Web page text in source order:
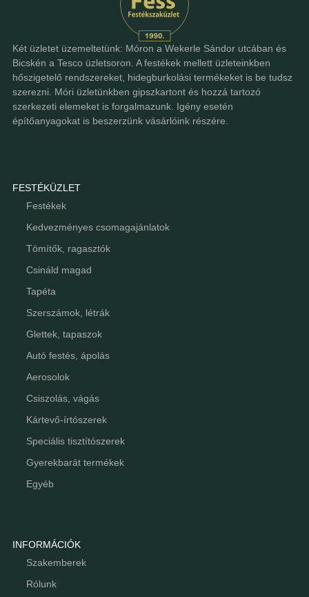
Két üzletet üzemeltetünk: Móron a Wekerle Sándor utcában és
Bicskén a Tesco üzletsoron. A festékek mellett üzleteinkben
hőszigetelő rendszereket, hidegburkolási termékeket is be tudsz
szerezni. Móri üzletünkben gipszkartont és hozzá tartozó
szerkezeti elemeket is forgalmazunk. Igény esetén
építőanyagokat is beszerzünk vásárlóink részére.
FESTÉKÜZLET
Festékek
Kedvezményes csomagajánlatok
Tömítők, ragasztók
Csináld magad
Tapéta
Szerszámok, létrák
Glettek, tapaszok
Autó festés, ápolás
Aerosolok
Csiszolás, vágás
Kártevő-írtószerek
Speciális tisztítószerek
Gyerekbarát termékek
Egyéb
INFORMÁCIÓK
Szakemberek
Rólunk